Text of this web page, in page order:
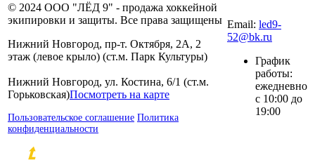
© 2024 ООО "ЛЁД 9" - продажа хоккейной
экипировки и защиты. Все права защищены
Нижний Новгород, пр-т. Октября, 2А, 2
этаж (левое крыло) (ст.м. Парк Культуры)
Нижний Новгород, ул. Костина, 6/1 (ст.м.
Горьковская)Посмотреть на карте
Пользовательское соглашение Политика
конфиденциальности
Email: led9-
52@bk.ru
График
работы:
ежедневно
с 10:00 до
19:00